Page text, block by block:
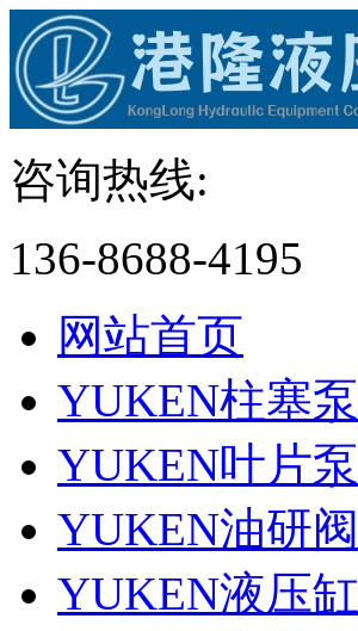
咨询热线:
136-8688-4195
网站首页
YUKEN柱塞泵
YUKEN叶片泵
YUKEN油研阀
YUKEN液压缸